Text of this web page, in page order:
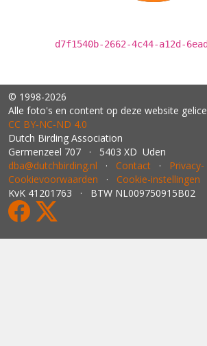
d7f1540b-2662-4c44-a12d-
© 1998-2026
Alle foto's en content op deze website
CC BY‑NC‑ND 4.0
Dutch Birding Association
Germenzeel 707 · 5403 XD Uden
dba@dutchbirding.nl · Contact · Privacy-
Cookievoorwaarden · Cookie-instellingen
KvK 41201763 · BTW NL009750915B02